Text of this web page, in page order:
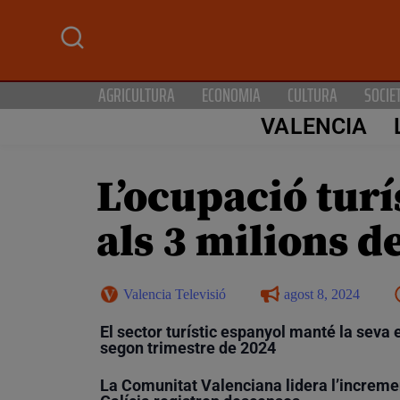
AGRICULTURA ECONOMIA CULTURA
VALENCIA
L’ocupació
als 3 milions
Valencia Televisió agost 8, 2024
El sector turístic espanyol manté la seva
segon trimestre de 2024
La Comunitat Valenciana lidera